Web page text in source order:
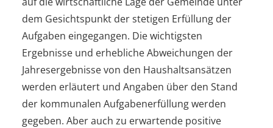
dem Gesichtspunkt der stetigen Erfüllung der
Aufgaben eingegangen. Die wichtigsten
Ergebnisse und erhebliche Abweichungen der
Jahresergebnisse von den Haushaltsansätzen
werden erläutert und Angaben über den Stand
der kommunalen Aufgabenerfüllung werden
gegeben. Aber auch zu erwartende positive